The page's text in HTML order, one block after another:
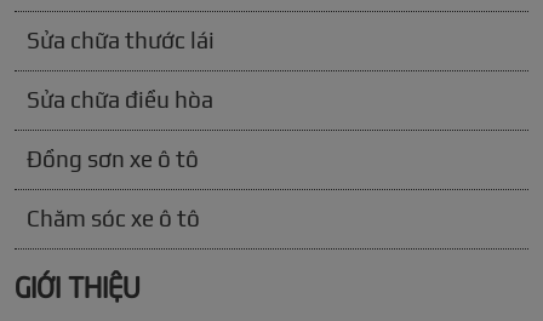
Sửa chữa thước lái
Sửa chữa điều hòa
Đồng sơn xe ô tô
Chăm sóc xe ô tô
GIỚI THIỆU